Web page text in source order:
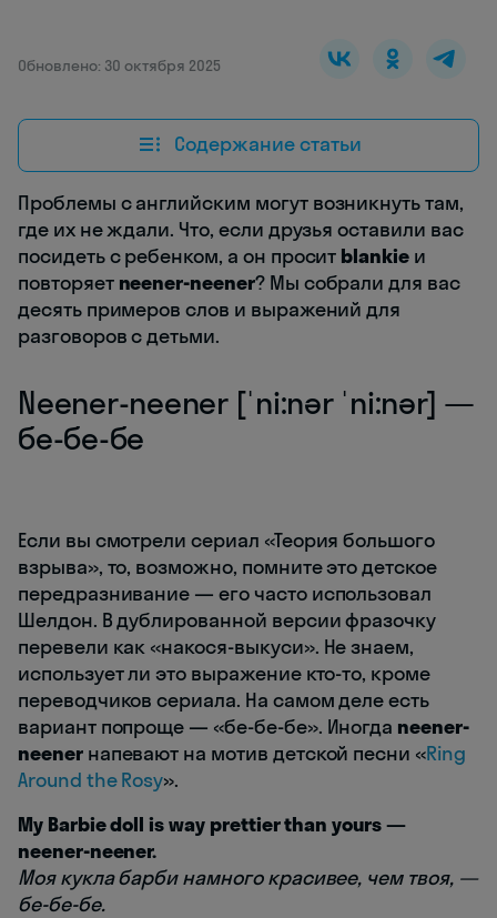
Обновлено: 30 октября 2025
Содержание статьи
Проблемы с английским могут возникнуть там,
где их не ждали. Что, если друзья оставили вас
посидеть с ребенком, а он просит blankie и
повторяет neener-neener? Мы собрали для вас
десять примеров слов и выражений для
разговоров с детьми.
Neener-neener [ˈni:nər ˈni:nər] —
бе-бе-бе
Если вы смотрели сериал «Теория большого
взрыва», то, возможно, помните это детское
передразнивание — его часто использовал
Шелдон. В дублированной версии фразочку
перевели как «накося-выкуси». Не знаем,
использует ли это выражение кто-то, кроме
переводчиков сериала. На самом деле есть
вариант попроще — «бе-бе-бе». Иногда neener-
neenerнапевают на мотив детской песни «Ring
Around the Rosy».
My Barbie doll is way prettier than yours —
neener-neener.
Моя кукла барби намного красивее, чем твоя, —
бе-бе-бе.